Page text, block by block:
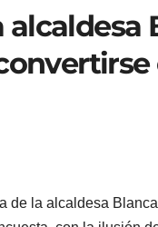
alcaldesa
de la alcaldesa